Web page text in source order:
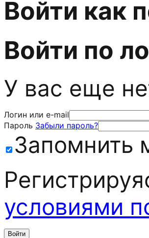
Войти как
Войти по
У вас еще
Логин или e-mail
Пароль Забыли пароль?
Запомнить
условиями